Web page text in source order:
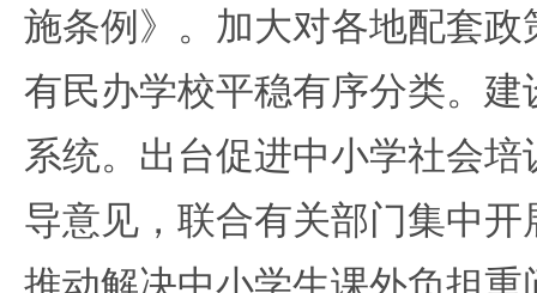
施条例》。加大对各地配套
有民办学校平稳有序分类。
系统。出台促进中小学社会
导意见，联合有关部门集中